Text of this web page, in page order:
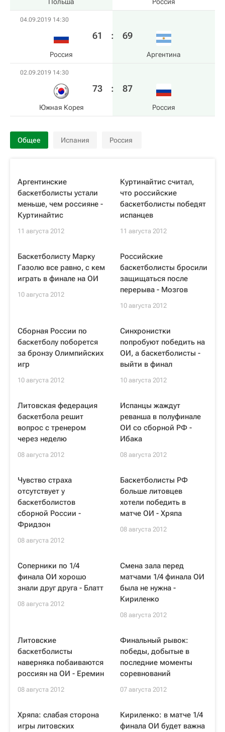
04.09.2019 14:30
Россия
61 : 69
Аргентина
02.09.2019 14:30
Южная Корея
73 : 87
Россия
Общее Испания Россия
Аргентинские
баскетболисты устали
меньше, чем россияне -
Куртинайтис
11 августа 2012
Куртинайтис считал,
что российские
баскетболисты победят
испанцев
11 августа 2012
Баскетболисту Марку
Газолю все равно, с кем
играть в финале на ОИ
10 августа 2012
Российские
баскетболисты бросили
защищаться после
перерыва - Мозгов
10 августа 2012
Сборная России по
баскетболу поборется
за бронзу Олимпийских
игр
10 августа 2012
Синхронистки
попробуют победить на
ОИ, а баскетболисты -
выйти в финал
10 августа 2012
Литовская федерация
баскетбола решит
вопрос с тренером
через неделю
08 августа 2012
Испанцы жаждут
реванша в полуфинале
ОИ со сборной РФ -
Ибака
08 августа 2012
Чувство страха
отсутствует у
баскетболистов
сборной России -
Фридзон
08 августа 2012
Баскетболисты РФ
больше литовцев
хотели победить в
матче ОИ - Хряпа
08 августа 2012
Соперники по 1/4
финала ОИ хорошо
знали друг друга - Блатт
08 августа 2012
Смена зала перед
матчами 1/4 финала ОИ
была не нужна -
Кириленко
08 августа 2012
Литовские
баскетболисты
наверняка побаиваются
россиян на ОИ - Еремин
08 августа 2012
Финальный рывок:
победы, добытые в
последние моменты
соревнований
07 августа 2012
Хряпа: cлабая сторона
игры литовских
Кириленко: в матче 1/4
финала ОИ будет важна